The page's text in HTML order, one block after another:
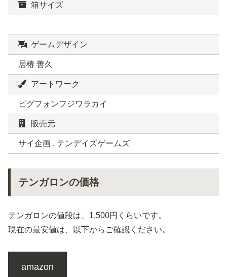
箱サイズ
ゲームデザイン
居椿 善久
アートワーク
ピグフォンフジワラカイ
販売元
サイ企画 , テンデイズゲームズ
テンガロンの価格
テンガロンの値段は、1,500円くらいです。
現在の最安値は、以下からご確認ください。
amazon